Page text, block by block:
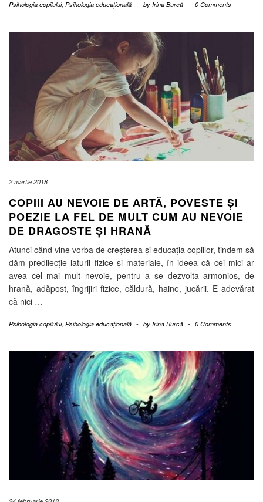
Psihologia copilului, Psihologia educațională - by Irina Burcă - 0 Comments
2 martie 2018
COPIII AU NEVOIE DE ARTĂ, POVESTE ȘI
POEZIE LA FEL DE MULT CUM AU NEVOIE
DE DRAGOSTE ȘI HRANĂ
Atunci când vine vorba de creșterea și educația copiilor, tindem să
dăm predilecție laturii fizice și materiale, în ideea că cei mici ar
avea cel mai mult nevoie, pentru a se dezvolta armonios, de
hrană, adăpost, îngrijiri fizice, căldură, haine, jucării. E adevărat
că nici …
Psihologia copilului, Psihologia educațională - by Irina Burcă - 0 Comments